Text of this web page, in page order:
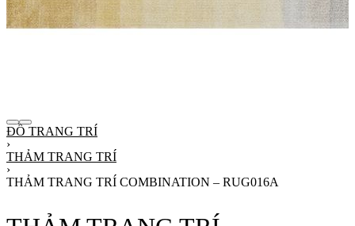
ĐỒ TRANG TRÍ
›
THẢM TRANG TRÍ
›
THẢM TRANG TRÍ COMBINATION – RUG016A